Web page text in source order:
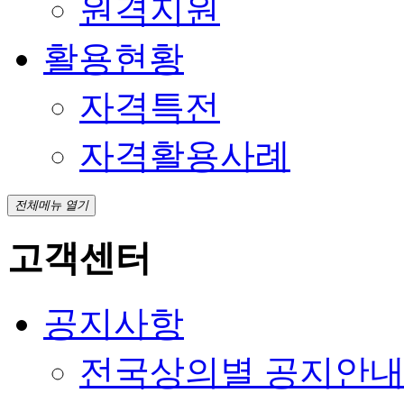
원격지원
활용현황
자격특전
자격활용사례
전체메뉴 열기
고객센터
공지사항
전국상의별 공지안내